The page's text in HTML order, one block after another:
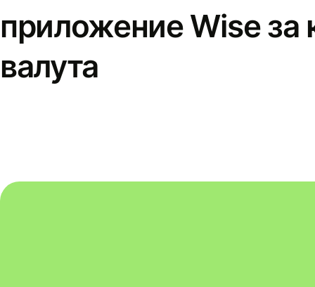
приложение Wise за
валута